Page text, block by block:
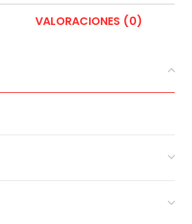
VALORACIONES (0)